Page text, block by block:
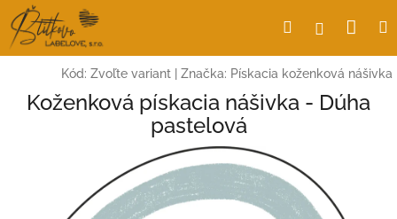
Prejsť
na
obsah
Hľadať
Kód: Zvoľte variant Značka: Pískacia koženková nášivka
Koženková pískacia nášivka - Dúha
pastelová